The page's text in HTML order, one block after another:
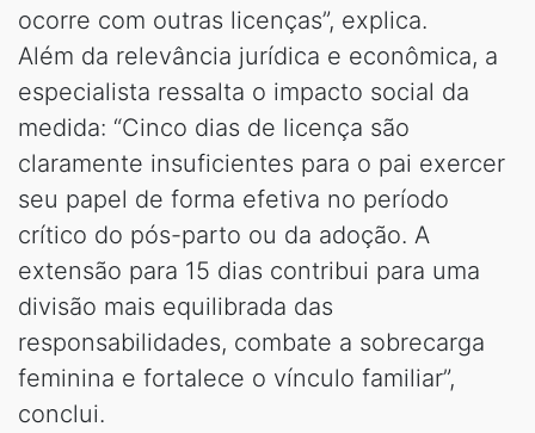
ocorre com outras licenças”, explica.
Além da relevância jurídica e econômica, a
especialista ressalta o impacto social da
medida: “Cinco dias de licença são
claramente insuficientes para o pai exercer
seu papel de forma efetiva no período
crítico do pós-parto ou da adoção. A
extensão para 15 dias contribui para uma
divisão mais equilibrada das
responsabilidades, combate a sobrecarga
feminina e fortalece o vínculo familiar”,
conclui.